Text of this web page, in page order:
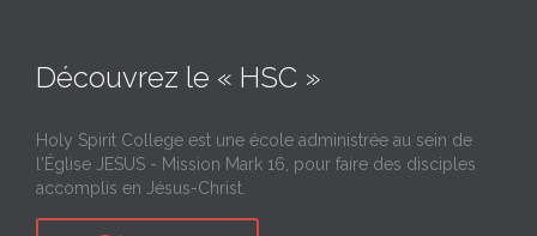
Découvrez le « HSC »
Holy Spirit College est une école administrée au sein de
l'Église JESUS - Mission Mark 16, pour faire des disciples
accomplis en Jésus-Christ.